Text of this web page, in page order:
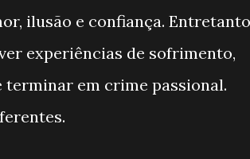
ilusão e confiança.
experiências de sofrimento,
terminar em crime passional.